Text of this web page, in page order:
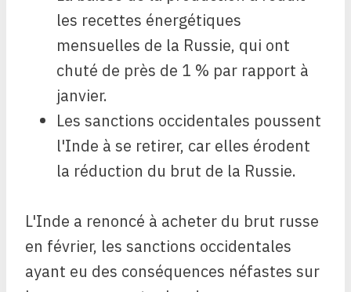
les recettes énergétiques
mensuelles de la Russie, qui ont
chuté de près de 1 % par rapport à
janvier.
Les sanctions occidentales poussent
l'Inde à se retirer, car elles érodent
la réduction du brut de la Russie.
L'Inde a renoncé à acheter du brut russe
en février, les sanctions occidentales
ayant eu des conséquences néfastes sur